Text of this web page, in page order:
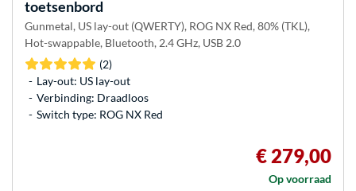
toetsenbord
Gunmetal, US lay-out (QWERTY), ROG NX Red, 80% (TKL),
Hot-swappable, Bluetooth, 2.4 GHz, USB 2.0
(2)
Lay-out: US lay-out
Verbinding: Draadloos
Switch type: ROG NX Red
€ 279,00
Op voorraad